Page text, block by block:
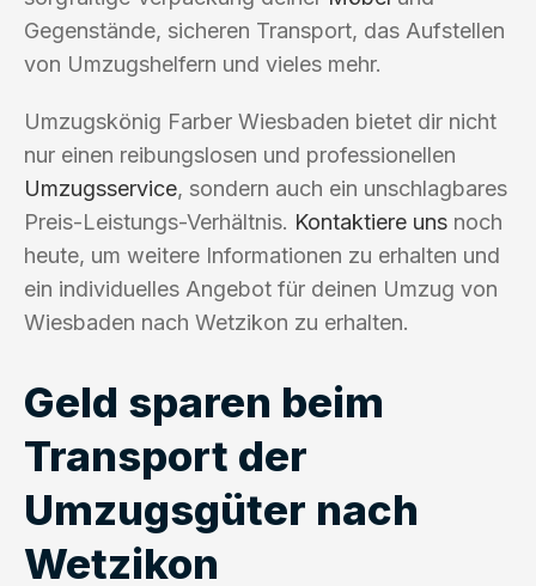
Gegenstände, sicheren Transport, das Aufstellen
von Umzugshelfern und vieles mehr.
Umzugskönig Farber Wiesbaden bietet dir nicht
nur einen reibungslosen und professionellen
Umzugsservice, sondern auch ein unschlagbares
Preis-Leistungs-Verhältnis. Kontaktiere uns noch
heute, um weitere Informationen zu erhalten und
ein individuelles Angebot für deinen Umzug von
Wiesbaden nach Wetzikon zu erhalten.
Geld sparen beim
Transport der
Umzugsgüter nach
Wetzikon